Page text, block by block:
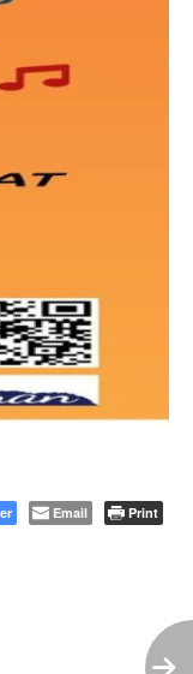
Email Print